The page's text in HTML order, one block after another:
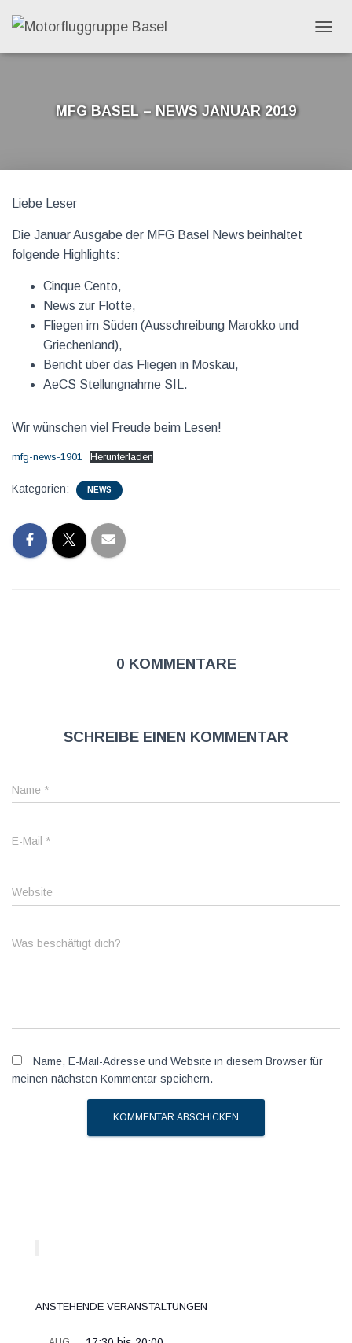
A
N
MFG Basel – News Januar 2019
Liebe Leser
Die Januar Ausgabe der MFG Basel News beinhaltet
folgende Highlights:
Cinque Cento,
News zur Flotte,
Fliegen im Süden (Ausschreibung Marokko und
Griechenland),
Bericht über das Fliegen in Moskau,
AeCS Stellungnahme SIL.
Wir wünschen viel Freude beim Lesen!
mfg-news-1901 Herunterladen
Kategorien: NEWS
0 Kommentare
Schreibe einen Kommentar
Name *
E-Mail *
Website
Was beschäftigt dich?
Name, E-Mail-Adresse und Website in diesem Browser für
meinen nächsten Kommentar speichern.
Anstehende Veranstaltungen